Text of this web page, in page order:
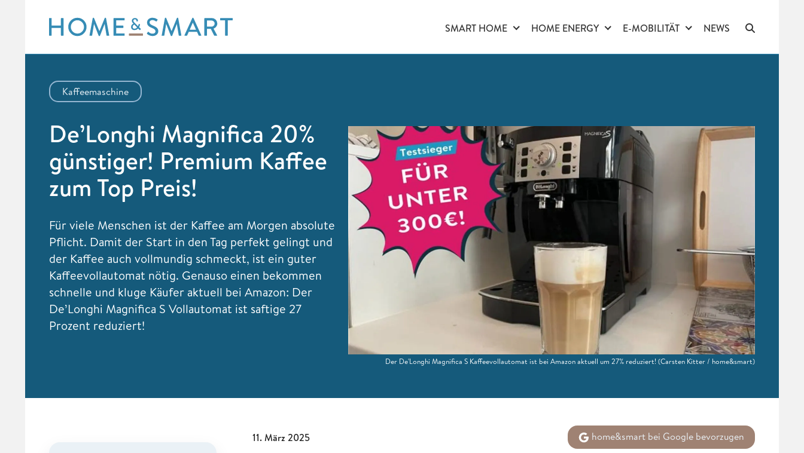
content
SMART HOME HOME ENERGY E-MOBILITÄT NEWS
Kaffeemaschine
De’Longhi Magnifica 20%
günstiger! Premium Kaffee
zum Top Preis!
Für viele Menschen ist der Kaffee am Morgen absolute
Pflicht. Damit der Start in den Tag perfekt gelingt und
der Kaffee auch vollmundig schmeckt, ist ein guter
Kaffeevollautomat nötig. Genauso einen bekommen
schnelle und kluge Käufer aktuell bei Amazon: Der
De’Longhi Magnifica S Vollautomat ist saftige 27
Prozent reduziert!
Der De'Longhi Magnifica S Kaffeevollautomat ist bei Amazon aktuell um 27% reduziert!(Carsten Kitter / home&smart)
11. März 2025 home&smart bei Google bevorzugen